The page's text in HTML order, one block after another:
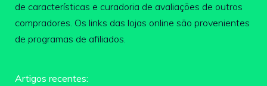
de características e curadoria de avaliações de outros
compradores. Os links das lojas online são provenientes
de programas de afiliados.
Artigos recentes: